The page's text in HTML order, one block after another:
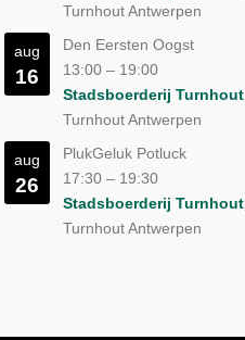
Turnhout Antwerpen
aug
16
Den Eersten Oogst
13:00 – 19:00
Stadsboerderij Turnhout
Turnhout Antwerpen
aug
26
PlukGeluk Potluck
17:30 – 19:30
Stadsboerderij Turnhout
Turnhout Antwerpen